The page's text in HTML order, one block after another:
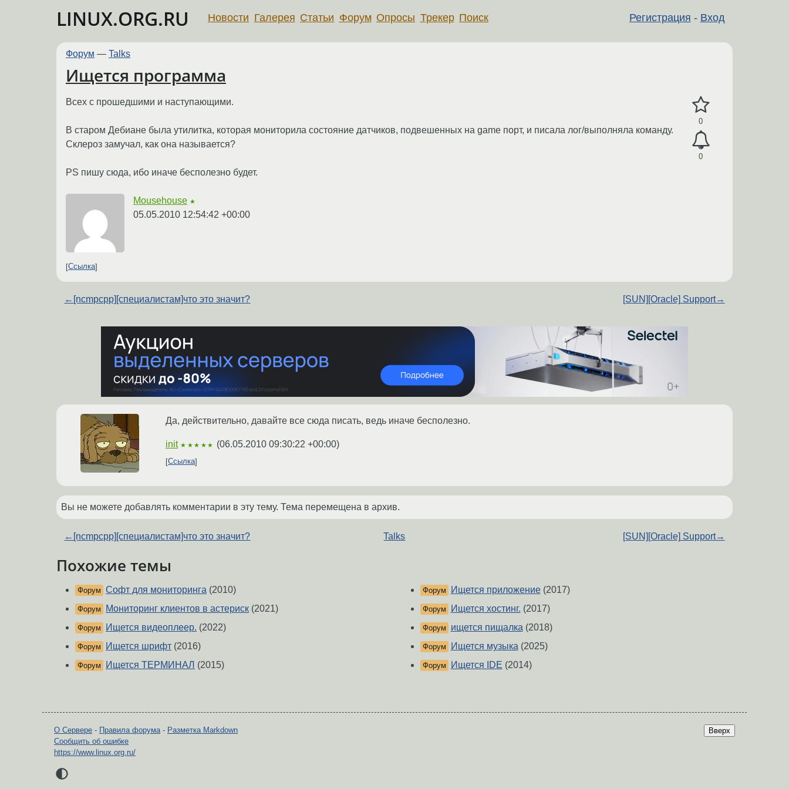
LINUX.ORG.RU Регистрация - Вход
Новости Галерея Статьи Форум Опросы Трекер Поиск
Форум — Talks
Ищется программа
0
0
Всех с прошедшими и наступающими.
В старом Дебиане была утилитка, которая мониторила состояние датчиков, подвешенных на game порт, и писала лог/выполняла команду.
Склероз замучал, как она называется?
PS пишу сюда, ибо иначе бесполезно будет.
Mousehouse ★
05.05.2010 12:54:42 +00:00
Ссылка
← [ncmpcpp][специалистам]что это значит? [SUN][Oracle] Support→
Да, действительно, давайте все сюда писать, ведь иначе бесполезно.
init ★★★★★ (06.05.2010 09:30:22 +00:00)
Ссылка
Вы не можете добавлять комментарии в эту тему. Тема перемещена в архив.
← [ncmpcpp][специалистам]что это значит? Talks [SUN][Oracle] Support→
Похожие темы
Форум Софт для мониторинга (2010)
Форум Мониторинг клиентов в астериск (2021)
Форум Ищется видеоплеер. (2022)
Форум Ищется шрифт (2016)
Форум Ищется ТЕРМИНАЛ (2015)
Форум Ищется приложение(2017)
Форум Ищется хостинг. (2017)
Форум ищется пищалка(2018)
Форум Ищется музыка(2025)
Форум Ищется IDE (2014)
Вверх
О Сервере - Правила форума- Разметка Markdown
Сообщить об ошибке
https://www.linux.org.ru/